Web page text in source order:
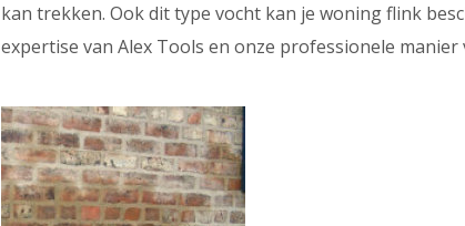
kan trekken. Ook dit type vocht kan je woning flink
expertise van Alex Tools en onze professionele